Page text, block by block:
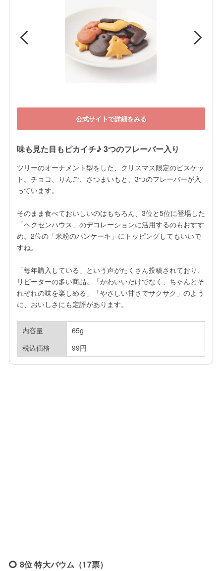
公式サイトで詳細をみる
味も見た目もピカイチ♪ 3つのフレーバー入り
ツリーのオーナメント型をした、クリスマス限定のビスケッ
ト。チョコ、りんご、さつまいもと、3つのフレーバーが入
っています。
そのまま食べておいしいのはもちろん、3位と5位に登場した
「ヘクセンハウス」のデコレーションに活用するのもおすす
め。2位の「米粉のパンケーキ」にトッピングしてもいいで
すね。
「毎年購入している」という声がたくさん投稿されており、
リピーターの多い商品。「かわいいだけでなく、ちゃんとそ
れぞれの味を楽しめる」「やさしい甘さでサクサク」のよう
に、おいしさにも定評があります。
内容量
65g
税込価格
99円
8位 特大バウム（17票）